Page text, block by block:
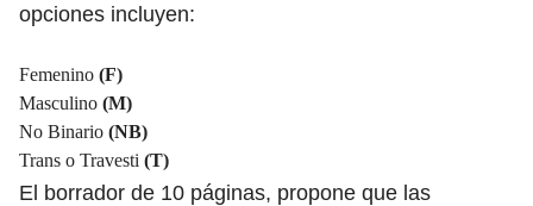
opciones incluyen:
Femenino (F)
Masculino (M)
No Binario (NB)
Trans o Travesti (T)
El borrador de 10 páginas, propone que las